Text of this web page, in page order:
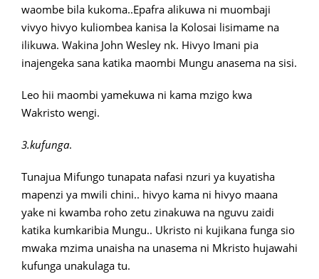
waombe bila kukoma..Epafra alikuwa ni muombaji
vivyo hivyo kuliombea kanisa la Kolosai lisimame na
ilikuwa. Wakina John Wesley nk. Hivyo Imani pia
inajengeka sana katika maombi Mungu anasema na sisi.
Leo hii maombi yamekuwa ni kama mzigo kwa
Wakristo wengi.
3.kufunga.
Tunajua Mifungo tunapata nafasi nzuri ya kuyatisha
mapenzi ya mwili chini.. hivyo kama ni hivyo maana
yake ni kwamba roho zetu zinakuwa na nguvu zaidi
katika kumkaribia Mungu.. Ukristo ni kujikana funga sio
mwaka mzima unaisha na unasema ni Mkristo hujawahi
kufunga unakulaga tu.